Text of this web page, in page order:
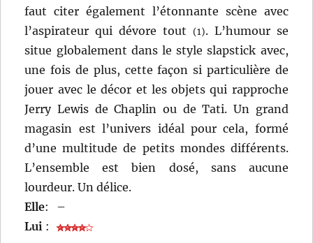
faut citer également l’étonnante scène avec
l’aspirateur qui dévore tout
(1). L’humour se
situe globalement dans le style slapstick avec,
une fois de plus, cette façon si particulière de
jouer avec le décor et les objets qui rapproche
Jerry Lewis de Chaplin ou de Tati. Un grand
magasin est l’univers idéal pour cela, formé
d’une multitude de petits mondes différents.
L’ensemble est bien dosé, sans aucune
lourdeur. Un délice.
Elle:
–
Lui :